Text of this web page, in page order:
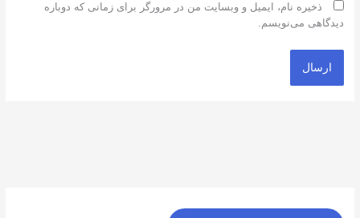
ذخیره نام، ایمیل و وبسایت من در مرورگر برای زمانی که دوباره
دیدگاهی می‌نویسم.